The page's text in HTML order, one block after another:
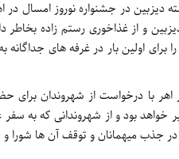
دیزبین در جشنواره نوروز امسال در
و از غذاخوری رستم زاده بخاطر
اولین بار در غرفه های جداگانه
با درخواست از شهروندان برای
از روز ۱۳ فروردین هم دایر خواهد بود و از
جذب میهمانان و توقف آن ها شورا و